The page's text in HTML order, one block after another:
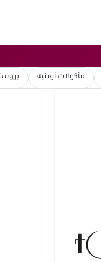
مأكولات أرمنيه